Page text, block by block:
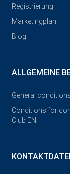
Registrierung
Marketingplan
Blog
ALLGEMEINE
General
Conditions for
Club EN